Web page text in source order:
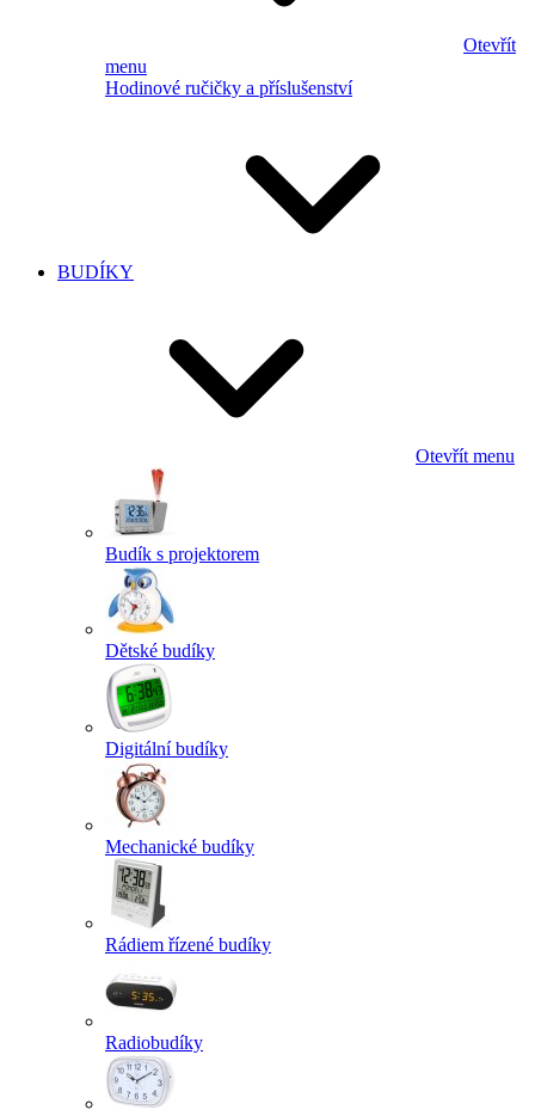
Otevřít
menu
Hodinové ručičky a příslušenství
BUDÍKY
Otevřít menu
Budík s projektorem
Dětské budíky
Digitální budíky
Mechanické budíky
Rádiem řízené budíky
Radiobudíky